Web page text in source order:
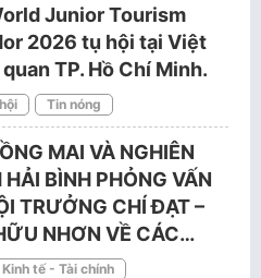
Junior Tourism
2026 tụ hội tại Việt
TP. Hồ Chí Minh.
Tin nóng
MAI VÀ NGHIÊN
BÌNH PHỎNG VẤN
TRƯỞNG CHÍ ĐẠT –
NHƠN VỀ CÁC…
Kinh tế - Tài chính